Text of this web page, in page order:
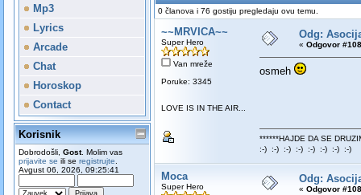
Mp3
Lyrics
Arcade
Chat
Horoskop
Contact
Korisnik
Dobrodošli, Gost. Molim vas
prijavite se ili se registrujte
Avgust 06, 2026, 09:25:41
0 članova i 76 gostiju pregledaju ovu temu.
~~MRVICA~~
Super Hero
Van mreže
Poruke: 3345
LOVE IS IN THE AIR...
Odg:
« Odgovor
osmeh
******HAJDE DA SE
:-) :-) :-) :-) :-) :-) :-) :-)
Moca
Super Hero
Odg:
« Odgovor